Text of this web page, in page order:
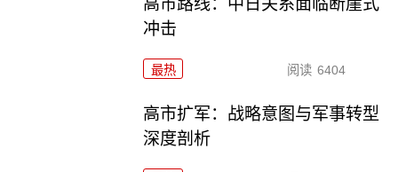
高市路线：中日关系面临断崖式
冲击
最热 阅读 6404
高市扩军：战略意图与军事转型
深度剖析